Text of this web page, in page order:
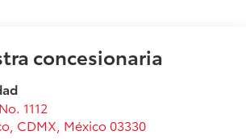
concesionaria
1112
CDMX , México 03330